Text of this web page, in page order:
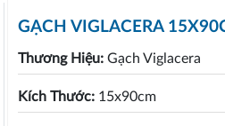
GẠCH VIGLACERA
Thương Hiệu: Gạch Viglacera
Kích Thước: 15x90cm